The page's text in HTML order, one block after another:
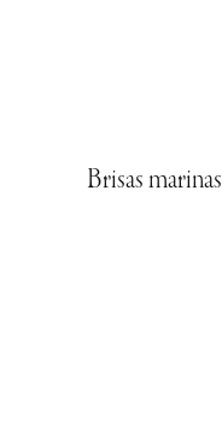
Brisas marinas